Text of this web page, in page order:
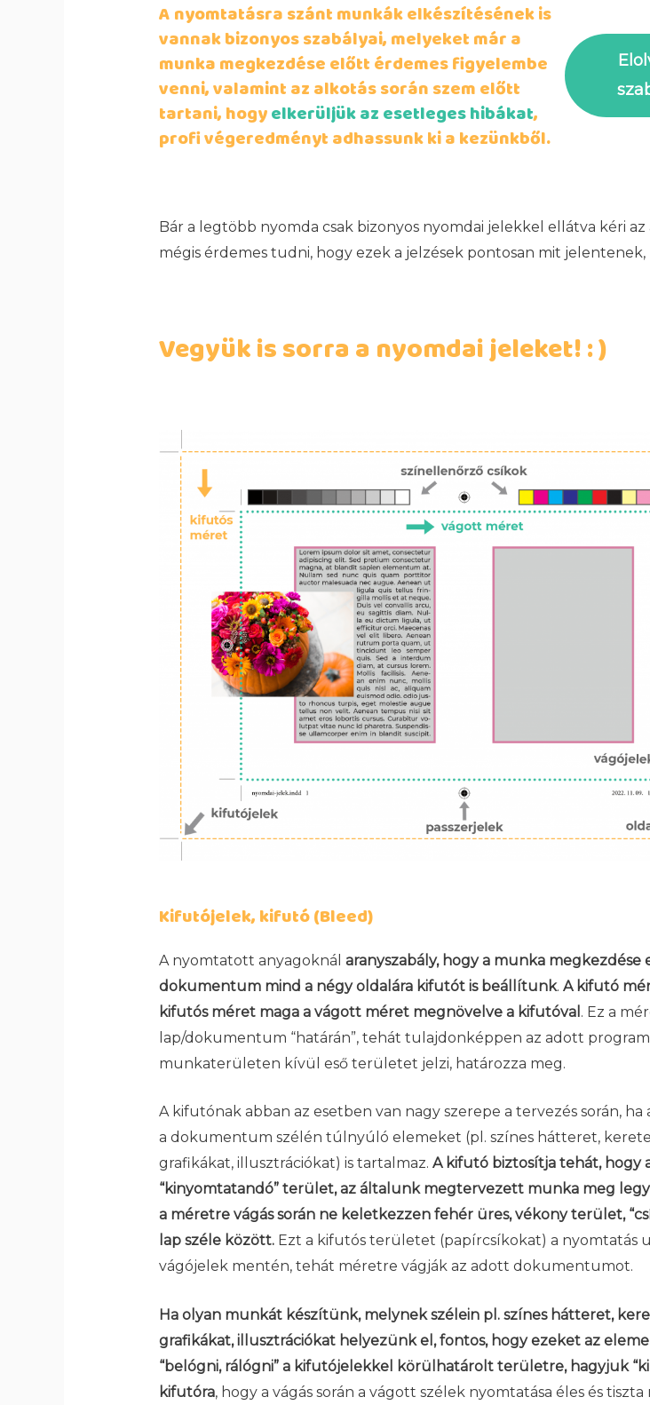
A nyomtatásra szánt munkák elkészítésének is
vannak bizonyos szabályai, melyeket már a
munka megkezdése előtt érdemes figyelembe
venni, valamint az alkotás során szem előtt
tartani, hogyelkerüljük az esetleges hibákat,
profi végeredményt adhassunk ki a kezünkből.
Bár a legtöbb nyomda csak bizonyos nyomdai jelekkel ellátva kéri
mégis érdemes tudni, hogy ezek a jelzések pontosan mit
Vegyük is sorra a nyomdai jeleket! : )
Kifutójelek, kifutó (Bleed)
A nyomtatott anyagoknál aranyszabály, hogy a munka megkezdése
dokumentum mind a négy oldalára kifutót is beállítunk. A kifutó
kifutós méret maga a vágott méret megnövelve a kifutóval . Ez a
lap/dokumentum “határán”, tehát tulajdonképpen az adott
munkaterületen kívül eső területet jelzi, határozza meg.
A kifutónak abban az esetben van nagy szerepe a tervezés során,
a dokumentum szélén túlnyúló elemeket (pl. színes hátteret,
grafikákat, illusztrációkat) is tartalmaz. A kifutó biztosítja tehát, hogy
“kinyomtatandó” terület, az általunk megtervezett munka meg
a méretre vágás során ne keletkezzen fehér üres, vékony terület,
lap széle között.Ezt a kifutós területet (papírcsíkokat) a nyomtatás
vágójelek mentén, tehát méretre vágják az adott dokumentumot.
Ha olyan munkát készítünk, melynek szélein pl. színes hátteret,
grafikákat, illusztrációkat helyezünk el, fontos, hogy ezeket az
“belógni, rálógni” a kifutójelekkel körülhatárolt területre, hagyjuk
kifutóra, hogy a vágás során a vágott szélek nyomtatása éles és